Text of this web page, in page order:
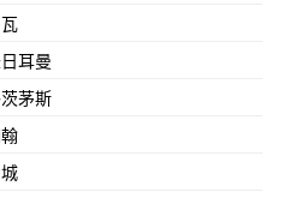
耳曼
茅斯